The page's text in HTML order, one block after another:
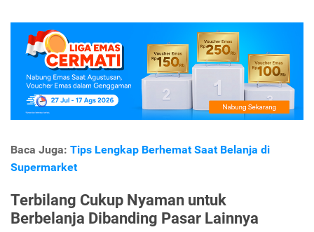
Baca Juga: Tips Lengkap Berhemat Saat Belanja di
Supermarket
Terbilang Cukup Nyaman untuk
Berbelanja Dibanding Pasar Lainnya